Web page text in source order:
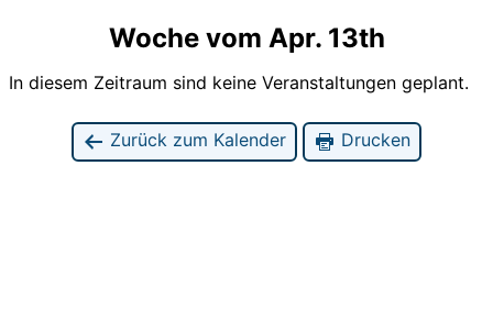
Woche vom Apr. 13th
In diesem Zeitraum sind keine Veranstaltungen geplant.
Zurück zum Kalender Drucken